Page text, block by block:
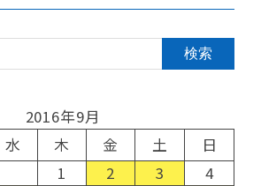
2016年9月
水 木 金 土
日
1
2 3
4